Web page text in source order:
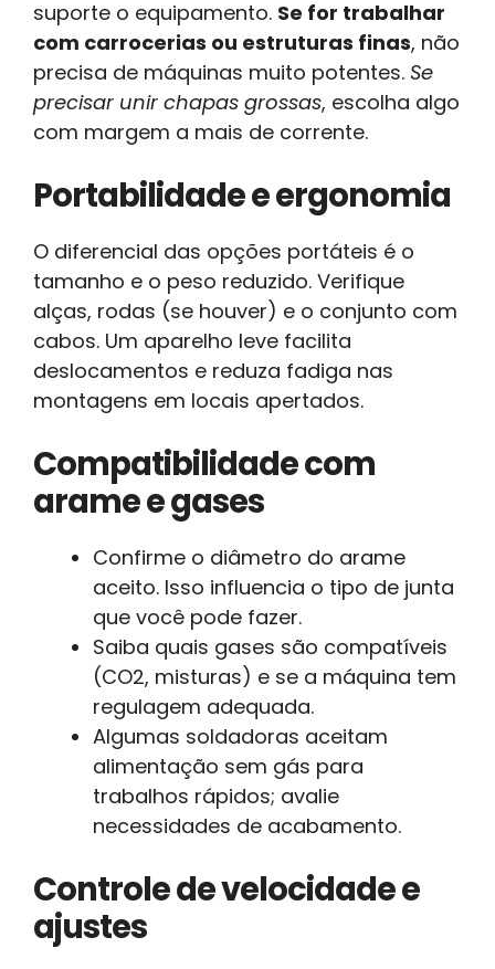
suporte o equipamento. Se for trabalhar
com carrocerias ou estruturas finas, não
precisa de máquinas muito potentes. Se
precisar unir chapas grossas, escolha algo
com margem a mais de corrente.
Portabilidade e ergonomia
O diferencial das opções portáteis é o
tamanho e o peso reduzido. Verifique
alças, rodas (se houver) e o conjunto com
cabos. Um aparelho leve facilita
deslocamentos e reduza fadiga nas
montagens em locais apertados.
Compatibilidade com
arame e gases
Confirme o diâmetro do arame
aceito. Isso influencia o tipo de junta
que você pode fazer.
Saiba quais gases são compatíveis
(CO2, misturas) e se a máquina tem
regulagem adequada.
Algumas soldadoras aceitam
alimentação sem gás para
trabalhos rápidos; avalie
necessidades de acabamento.
Controle de velocidade e
ajustes